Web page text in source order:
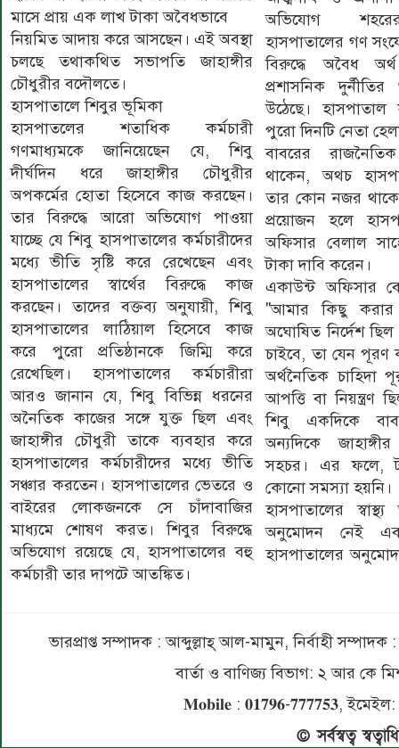
মাসে প্রায় এক লাখ টাকা অবৈধভাবে
নিয়মিত আদায় করে আসছেন। এই অবস্থা
চলছে তথাকথিত সভাপতি জাহাঙ্গীর
চৌধুরীর বদৌলতে।
হাসপাতালে শিবুর ভূমিকা
হাসপাতলের শতাধিক কর্মচারী
গণমাধ্যমকে জানিয়েছেন যে, শিবু
দীর্ঘদিন ধরে জাহাঙ্গীর চৌধুরীর
অপকর্মের হোতা হিসেবে কাজ করছেন।
তার বিরুদ্ধে আরো অভিযোগ পাওয়া
যাচ্ছে যে শিবু হাসপাতালের কর্মচারীদের
মধ্যে ভীতি সৃষ্টি করে রেখেছেন এবং
হাসপাতালের স্বার্থের বিরুদ্ধে কাজ
করছেন। তাদের বক্তব্য অনুযায়ী, শিবু
হাসপাতালের লাঠিয়াল হিসেবে কাজ
করে পুরো প্রতিষ্ঠানকে জিম্মি করে
রেখেছিল। হাসপাতালের কর্মচারীরা
আরও জানান যে, শিবু বিভিন্ন ধরনের
অনৈতিক কাজের সঙ্গে যুক্ত ছিল এবং
জাহাঙ্গীর চৌধুরী তাকে ব্যবহার করে
হাসপাতালের কর্মচারীদের মধ্যে ভীতি
সঞ্চার করতেন। হাসপাতালের ভেতরে ও
বাইরের লোকজনকে সে চাঁদাবাজির
মাধ্যমে শোষণ করত। শিবুর বিরুদ্ধে
অভিযোগ রয়েছে যে, হাসপাতালের বহু
কর্মচারী তার দাপটে আতঙ্কিত।
অভিযোগ
হাসপাতালের গণ
বিরুদ্ধে অবৈধ
প্রশাসনিক
উঠেছে।
পুরো দিনটি নেতা
বাবরের
থাকেন, অথচ
তার কোন নজর থাকে
প্রয়োজন হলে
অফিসার বেলাল
টাকা দাবি করেন।
একাউন্ট অফিসার
"আমার কিছু করার
অঘোষিত নির্দেশ
চাইবে, তা যেন পূরণ
অর্থনৈতিক চাহিদা
আপত্তি বা নিয়ন্ত্রণ
শিবু একদিকে
অন্যদিকে
সহচর। এর ফলে,
কোনো সমস্যা হয়নি।
হাসপাতালের
অনুমোদন নেই
হাসপাতালের
ভারপ্রাপ্ত সম্পাদক : আব্দুল্লাহ্ আল-মামুন, নির্বাহী
বার্তা ও বাণিজ্য বিভাগ: ২ আর কে
𝐌𝐨𝐛𝐢𝐥𝐞 : 𝟎𝟏𝟕𝟗𝟔-𝟕𝟕𝟕𝟕𝟓𝟑,
© সর্বস্বত্ব